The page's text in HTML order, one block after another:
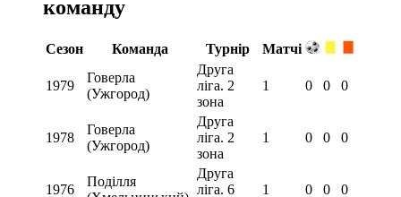
команду
Сезон Команда Турнір Матчі
1979
Говерла
(Ужгород)
Друга
ліга. 2
зона
1 0 0 0
1978
Говерла
(Ужгород)
Друга
ліга. 2
зона
1 0 0 0
1976
Поділля
Друга
ліга. 6
1 0 0 0